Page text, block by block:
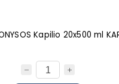
Kapilio 20x500 ml